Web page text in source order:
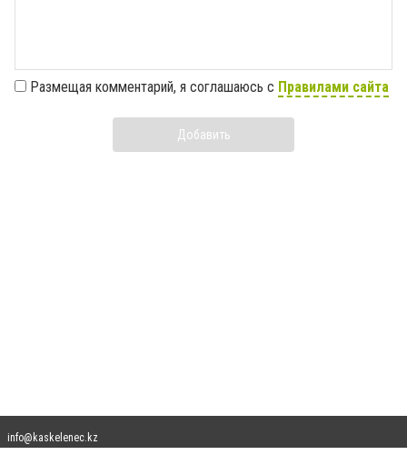
Размещая комментарий, я соглашаюсь с Правилами сайта
Добавить
info@kaskelenec.kz